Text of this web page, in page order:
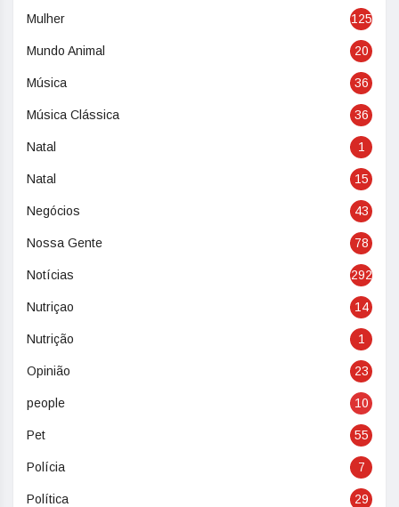
Mulher 125
Mundo Animal 20
Música 36
Música Clássica 36
Natal 1
Natal 15
Negócios 43
Nossa Gente 78
Notícias 292
Nutriçao 14
Nutrição 1
Opinião 23
people 10
Pet 55
Polícia 7
Política 29